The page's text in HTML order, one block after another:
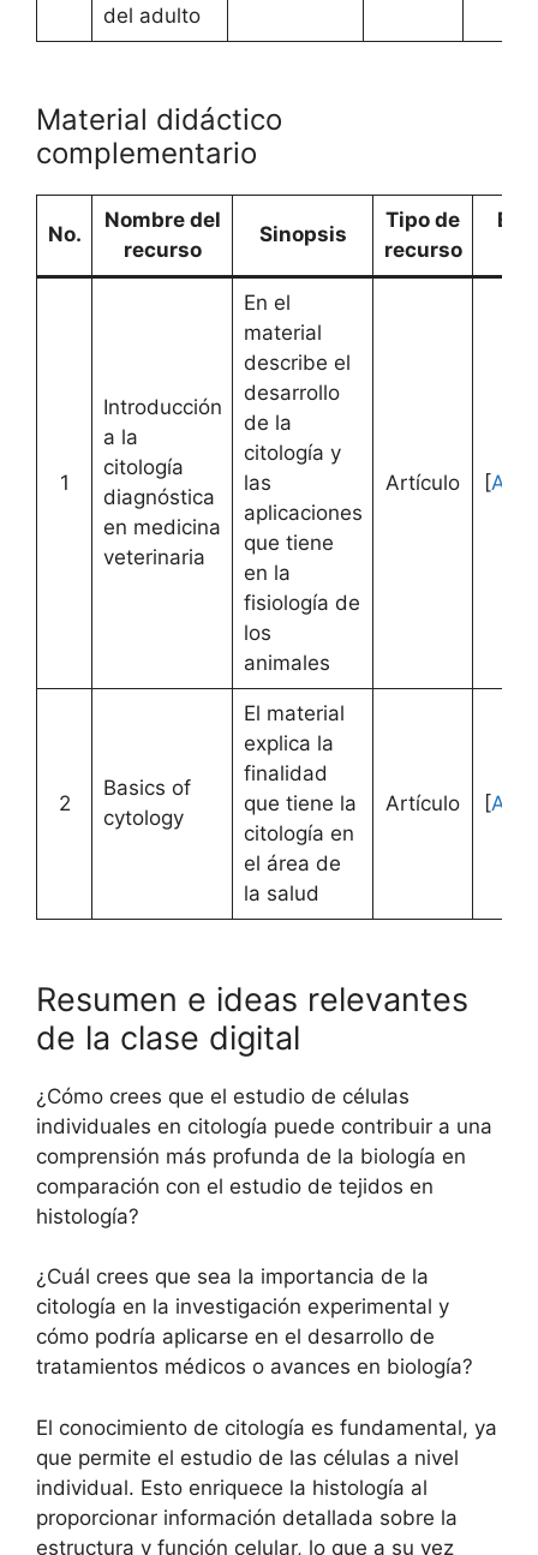
del adulto
Material didáctico
complementario
No.
Nombre del
recurso
Sinopsis
Tipo de
recurso
1
Introducción
a la
citología
diagnóstica
en medicina
veterinaria
En el
material
describe el
desarrollo
de la
citología y
las
aplicaciones
que tiene
en la
fisiología de
los
animales
Artículo [
2
Basics of
cytology
El material
explica la
finalidad
que tiene la
citología en
el área de
la salud
Artículo [
Resumen e ideas relevantes
de la clase digital
¿Cómo crees que el estudio de células
individuales en citología puede contribuir a una
comprensión más profunda de la biología en
comparación con el estudio de tejidos en
histología?
¿Cuál crees que sea la importancia de la
citología en la investigación experimental y
cómo podría aplicarse en el desarrollo de
tratamientos médicos o avances en biología?
El conocimiento de citología es fundamental, ya
que permite el estudio de las células a nivel
individual. Esto enriquece la histología al
proporcionar información detallada sobre la
estructura y función celular, lo que a su vez